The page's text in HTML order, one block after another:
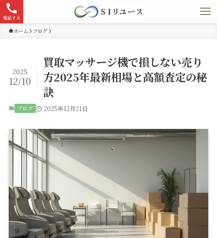
電話する
ホーム ブログ
買取マッサージ機で損しない売り
方2025年最新相場と高額査定の秘
訣
2025
12/10
ブログ 2025年12月21日